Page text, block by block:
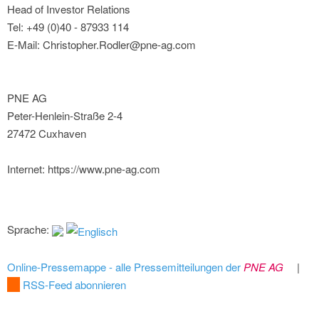
Head of Investor Relations
Tel: +49 (0)40 - 87933 114
E-Mail: Christopher.Rodler@pne-ag.com
PNE AG
Peter-Henlein-Straße 2-4
27472 Cuxhaven
Internet: https://www.pne-ag.com
Sprache:
Online-Pressemappe - alle Pressemitteilungen der PNE AG
|
RSS-Feed abonnieren